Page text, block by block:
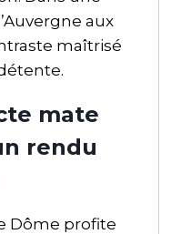
aux
maîtrisé
mate
rendu
Dôme profite